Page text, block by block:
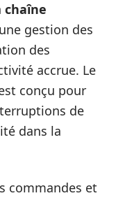
chaîne
gestion des
des
accrue. Le
conçu pour
de
dans la
commandes et